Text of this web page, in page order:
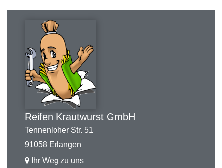
Reifen Krautwurst GmbH
Tennenloher Str. 51
91058 Erlangen
Ihr Weg zu uns